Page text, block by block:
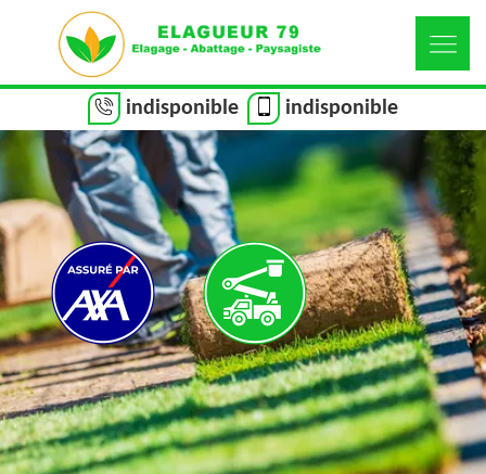
indisponible indisponible